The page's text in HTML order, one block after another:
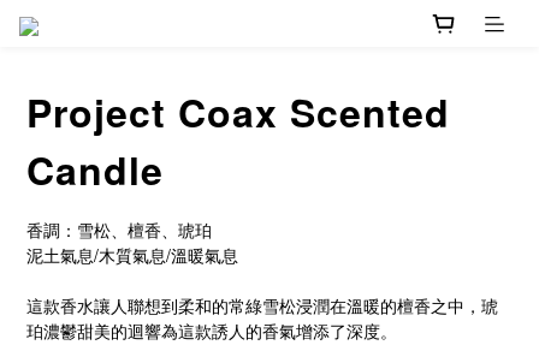
Project Coax Scented
Candle
香調：雪松、檀香、琥珀
泥土氣息/木質氣息/溫暖氣息
這款香水讓人聯想到柔和的常綠雪松浸潤在溫暖的檀香之中，琥
珀濃鬱甜美的迴響為這款誘人的香氣增添了深度。